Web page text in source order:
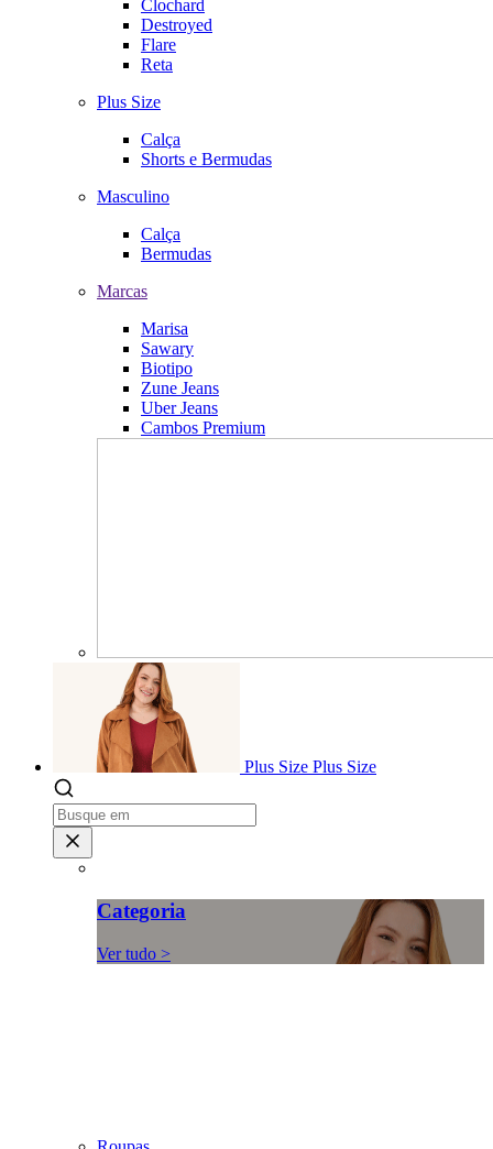
Clochard
Destroyed
Flare
Reta
Plus Size
Calça
Shorts e Bermudas
Masculino
Calça
Bermudas
Marcas
Marisa
Sawary
Biotipo
Zune Jeans
Uber Jeans
Cambos Premium
Plus Size Plus Size
Categoria
Ver tudo >